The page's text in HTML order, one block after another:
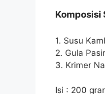
Komposisi
1. Susu
2. Gula
3. Krimer
Isi : 200